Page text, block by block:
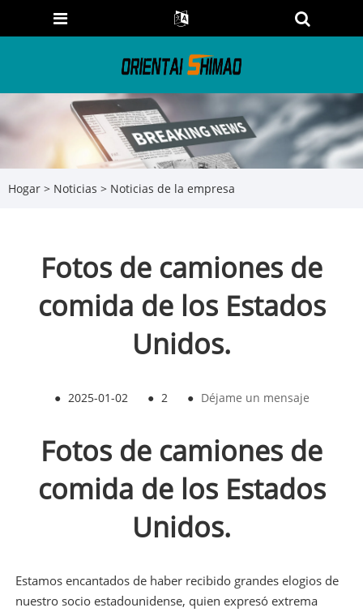
Hogar > Noticias > Noticias de la empresa
Fotos de camiones de
comida de los Estados
Unidos.
● 2025-01-02 ● 2 ● Déjame un mensaje
Fotos de camiones de
comida de los Estados
Unidos.
Estamos encantados de haber recibido grandes elogios de
nuestro socio estadounidense, quien expresó extrema